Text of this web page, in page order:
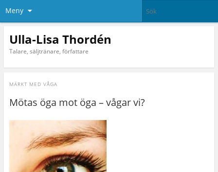
Meny
Ulla-Lisa Thordén
Talare, säljtränare, författare
MÄRKT MED VÅGA
Mötas öga mot öga – vågar vi?